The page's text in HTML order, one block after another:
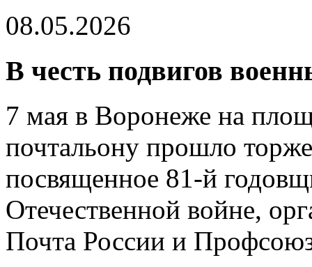
08.05.2026
В честь подвигов
7 мая в Воронеже на
почтальону прошло
посвященное 81-й
Отечественной войне,
Почта России и